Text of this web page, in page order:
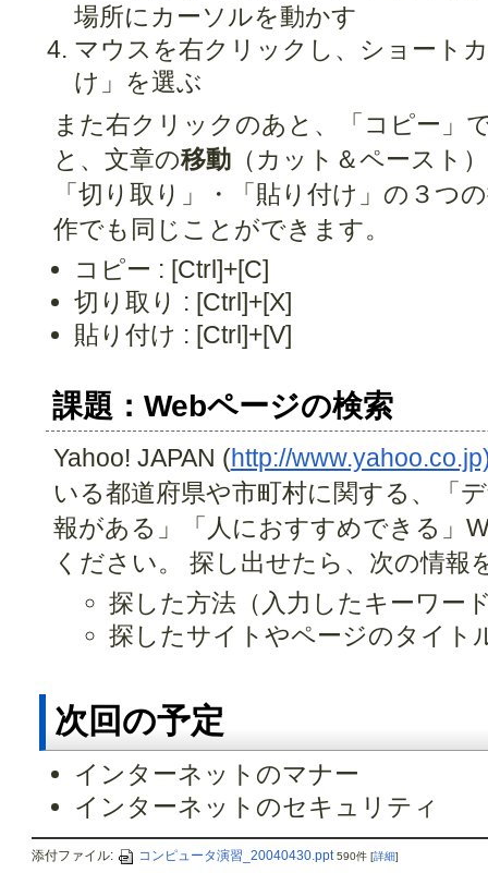
場所にカーソルを動かす
マウスを右クリックし、ショート
け」を選ぶ
また右クリックのあと、「コピー」
と、文章の移動（カット＆ペースト
「切り取り」・「貼り付け」の３つ
作でも同じことができます。
コピー : [Ctrl]+[C]
切り取り : [Ctrl]+[X]
貼り付け : [Ctrl]+[V]
課題：Webページの検索
Yahoo! JAPAN (http://
いる都道府県や市町村に関する、「
報がある」「人におすすめできる」
ください。 探し出せたら、次の情報
探した方法（入力したキーワー
探したサイトやページのタイト
次回の予定
インターネットのマナー
インターネットのセキュリティ
添付ファイル: コンピュータ演習_20040430.ppt 590件 [詳細]